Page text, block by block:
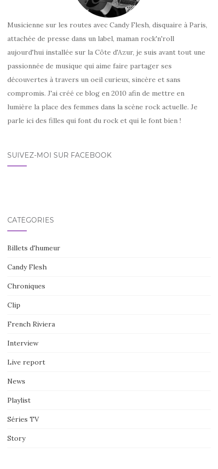
Musicienne sur les routes avec Candy Flesh, disquaire à Paris,
attachée de presse dans un label, maman rock'n'roll
aujourd'hui installée sur la Côte d'Azur, je suis avant tout une
passionnée de musique qui aime faire partager ses
découvertes à travers un oeil curieux, sincère et sans
compromis. J'ai créé ce blog en 2010 afin de mettre en
lumière la place des femmes dans la scène rock actuelle. Je
parle ici des filles qui font du rock et qui le font bien !
SUIVEZ-MOI SUR FACEBOOK
CATÉGORIES
Billets d'humeur
Candy Flesh
Chroniques
Clip
French Riviera
Interview
Live report
News
Playlist
Séries TV
Story